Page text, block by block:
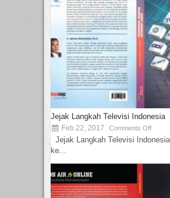
Jejak Langkah Televisi Indonesia
Feb 22, 2017 Comments Off
Jejak Langkah Televisi Indonesia
ke...